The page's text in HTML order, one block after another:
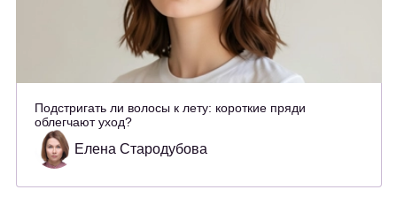
Подстригать ли волосы к лету: короткие пряди
облегчают уход?
Елена Стародубова